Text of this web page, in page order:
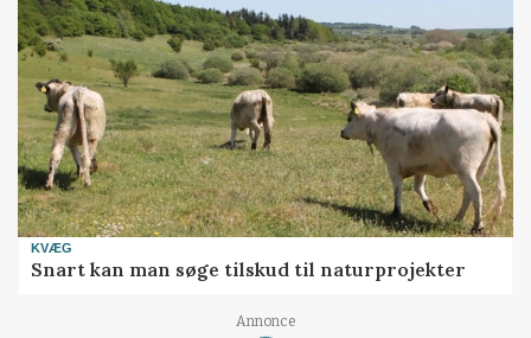
KVÆG
Snart kan man søge tilskud til naturprojekter
Annonce